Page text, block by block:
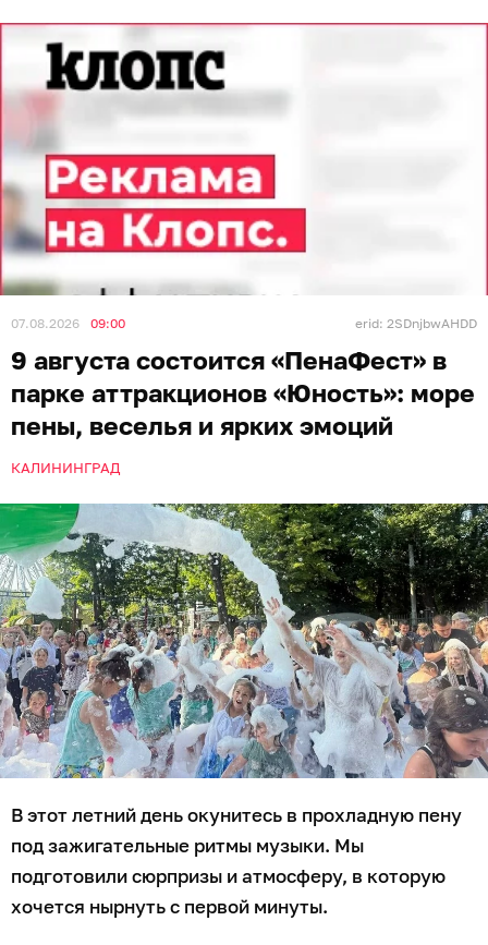
07.08.2026 09:00 erid: 2SDnjbwAHDD
9 августа состоится «ПенаФест» в
парке аттракционов «Юность»: море
пены, веселья и ярких эмоций
КАЛИНИНГРАД
В этот летний день окунитесь в прохладную пену
под зажигательные ритмы музыки. Мы
подготовили сюрпризы и атмосферу, в которую
хочется нырнуть с первой минуты.